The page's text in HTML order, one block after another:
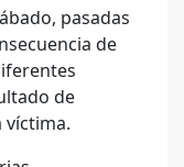
pasadas
de
de
víctima.